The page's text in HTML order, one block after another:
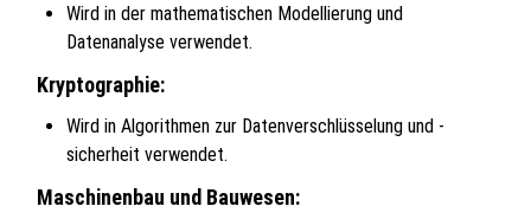
Wird in der mathematischen Modellierung und
Datenanalyse verwendet.
Kryptographie:
Wird in Algorithmen zur Datenverschlüsselung und -
sicherheit verwendet.
Maschinenbau und Bauwesen: